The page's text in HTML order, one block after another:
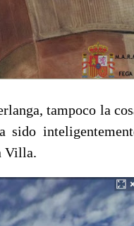
tampoco la
sido
Villa.